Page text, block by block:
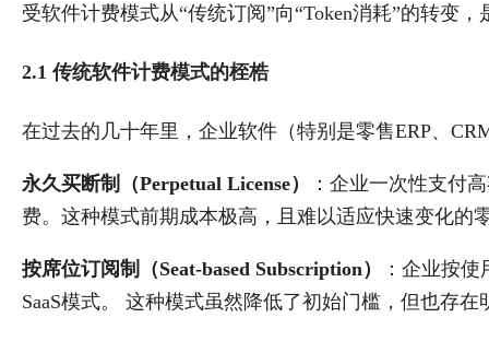
受软件计费模式从“传统订阅”向“Token消耗”的转变
2.1 传统软件计费模式的桎梏
在过去的几十年里，企业软件（特别是零售ERP、
永久买断制（Perpetual License）
：企业一次性支付
费。这种模式前期成本极高，且难以适应快速变化的
按席位订阅制（Seat-based Subscription）
：企业按
SaaS模式。 这种模式虽然降低了初始门槛，但也存在